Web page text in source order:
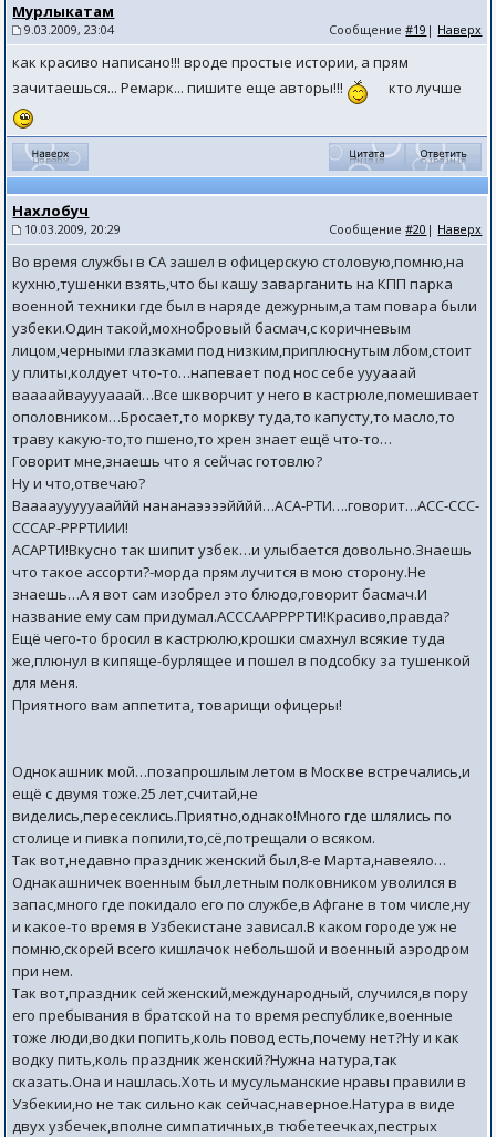
Мурлыкатам
9.03.2009, 23:04 Сообщение#19 | Наверх
как красиво написано!!! вроде простые истории, а прям
зачитаешься... Ремарк... пишите еще авторы!!!
кто лучше
Нахлобуч
10.03.2009, 20:29 Сообщение#20 | Наверх
Во время службы в СА зашел в офицерскую столовую,помню,на
кухню,тушенки взять,что бы кашу заварганить на КПП парка
военной техники где был в наряде дежурным,а там повара были
узбеки.Один такой,мохнобровый басмач,с коричневым
лицом,черными глазками под низким,приплюснутым лбом,стоит
у плиты,колдует что-то…напевает под нос себе уууааай
ваааайвауууааай…Все шкворчит у него в кастрюле,помешивает
ополовником…Бросает,то моркву туда,то капусту,то масло,то
траву какую-то,то пшено,то хрен знает ещё что-то…
Говорит мне,знаешь что я сейчас готовлю?
Ну и что,отвечаю?
Ваааауууууааййй нананаээээйййй…АСА-РТИ….говорит…АСС-ССС-
СССАР-РРРТИИИ!
АСАРТИ!Вкусно так шипит узбек…и улыбается довольно.Знаешь
что такое ассорти?-морда прям лучится в мою сторону.Не
знаешь…А я вот сам изобрел это блюдо,говорит басмач.И
название ему сам придумал.АСССААРРРРТИ!Красиво,правда?
Ещё чего-то бросил в кастрюлю,крошки смахнул всякие туда
же,плюнул в кипяще-бурлящее и пошел в подсобку за тушенкой
для меня.
Приятного вам аппетита, товарищи офицеры!
Однокашник мой…позапрошлым летом в Москве встречались,и
ещё с двумя тоже.25 лет,считай,не
виделись,пересеклись.Приятно,однако!Много где шлялись по
столице и пивка попили,то,сё,потрещали о всяком.
Так вот,недавно праздник женский был,8-е Марта,навеяло…
Однакашничек военным был,летным полковником уволился в
запас,много где покидало его по службе,в Афгане в том числе,ну
и какое-то время в Узбекистане зависал.В каком городе уж не
помню,скорей всего кишлачок небольшой и военный аэродром
при нем.
Так вот,праздник сей женский,международный, случился,в пору
его пребывания в братской на то время республике,военные
тоже люди,водки попить,коль повод есть,почему нет?Ну и как
водку пить,коль праздник женский?Нужна натура,так
сказать.Она и нашлась.Хоть и мусульманские нравы правили в
Узбекии,но не так сильно как сейчас,наверное.Натура в виде
двух узбечек,вполне симпатичных,в тюбетеечках,пестрых